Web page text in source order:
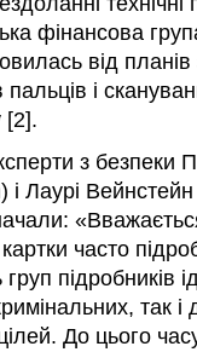
фінансова
від
пальців і
[2].
з безпеки
і Лаурі
картки часто
груп підробників
так і
До цього